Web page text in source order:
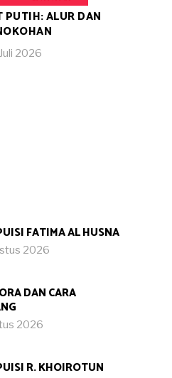
PUTIH: ALUR DAN
2026
FATIMA AL HUSNA
2026
DAN CARA
2026
R. KHOIROTUN